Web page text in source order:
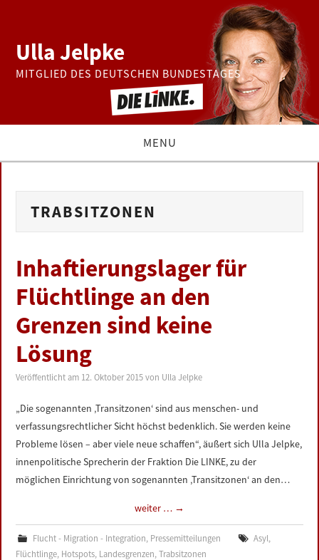
Ulla Jelpke
MITGLIED DES DEUTSCHEN BUNDESTAGES
MENU
BUNDESTAG
ZUR PERSON
LINKS
DATENSCHUTZERKLÄRUNG
IMPRESSUM
TRABSITZONEN
Inhaftierungslager für
Flüchtlinge an den
Grenzen sind keine
Lösung
Veröffentlicht am 12. Oktober 2015 von Ulla Jelpke
„Die sogenannten ‚Transitzonen‘ sind aus menschen- und
verfassungsrechtlicher Sicht höchst bedenklich. Sie werden keine
Probleme lösen – aber viele neue schaffen“, äußert sich Ulla Jelpke,
innenpolitische Sprecherin der Fraktion Die LINKE, zu der
möglichen Einrichtung von sogenannten ‚Transitzonen‘ an den…
weiter … →
Flucht - Migration - Integration, Pressemitteilungen Asyl,
Flüchtlinge, Hotspots, Landesgrenzen,Trabsitzonen